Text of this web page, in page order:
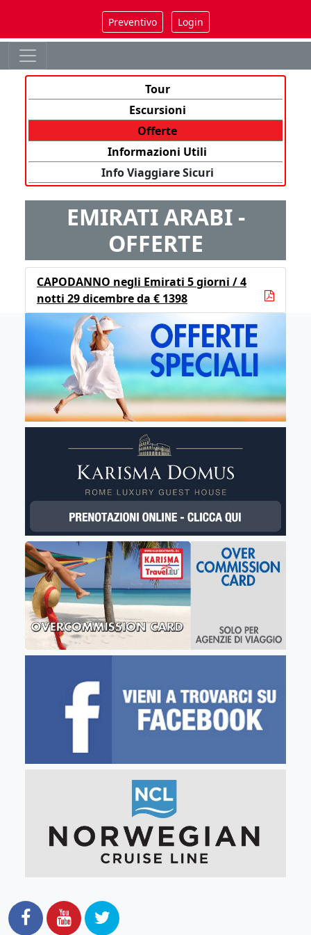
Preventivo Login
Tour
Escursioni
Offerte
Informazioni Utili
Info Viaggiare Sicuri
EMIRATI ARABI -
OFFERTE
CAPODANNO negli Emirati 5 giorni / 4
notti 29 dicembre da € 1398